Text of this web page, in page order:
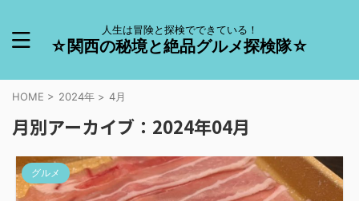
人生は冒険と探検でできている！
☆関西の秘境と絶品グルメ探検隊☆
HOME > 2024年 > 4月
月別アーカイブ：2024年04月
グルメ